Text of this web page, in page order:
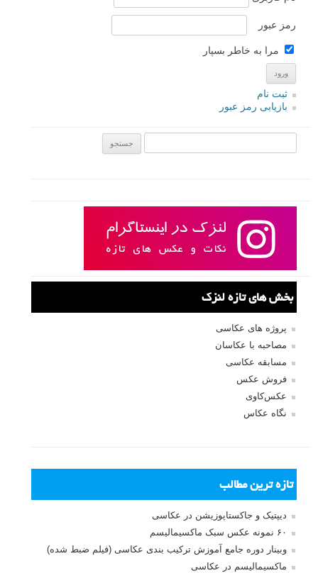
اگر من هم همون وسایل عکاسی را داشته باشم می تونم عکس های عالی
بگیرم. و با اندکی تغییر: من نمی تونم اون جوری عکس بگیرم، من فقط یه
دوربین ارزان دارم. این خیلی ناراحت کننده است که چه استعدادهای خوبی
به علت این افسانه ها خاموش مانده اند. این باور محکم من است که این
تصور ها کاملا غلط اند. بیایید در این مورد صحبت کنیم.
ادامه مطلب
رمز عبور
مرا به خاطر بسپار
بازیابی رمز عبور
جستجو یرای:
بخش های تازه لنزک
پروژه های عکاسی
مصاحبه با عکاسان
مسابقه عکاسی